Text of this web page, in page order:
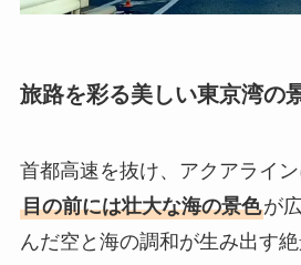
旅路を彩る美しい東京湾の
首都高速を抜け、アクアライン
目の前には壮大な海の景色が
んだ空と海の調和が生み出す